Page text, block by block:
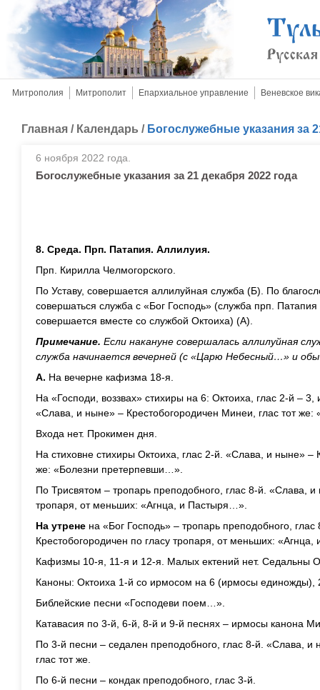
Митрополия Митрополит Епархиальное управление Веневское
Главная / Календарь / Богослужебные указания за
6 ноября 2022 года.
Богослужебные указания за 21 декабря 2022 года
8. Среда. Прп. Патапия. Аллилуия.
Прп. Кирилла Челмогорского.
По Уставу, совершается аллилуйная служба (Б). По
совершаться служба с «Бог Господь» (служба прп.
совершается вместе со службой Октоиха) (А).
Примечание. Если накануне совершалась аллилуйная
служба начинается вечерней (с «Царю Небесный…» и
А. На вечерне кафизма 18-я.
На «Господи, воззвах» стихиры на 6: Октоиха, глас 2-й – 3,
«Слава, и ныне» – Крестобогородичен Минеи, глас тот же:
Входа нет. Прокимен дня.
На стиховне стихиры Октоиха, глас 2-й. «Слава, и ныне» –
же: «Болезни претерпевши…».
По Трисвятом – тропарь преподобного, глас 8-й. «Слава,
тропаря, от меньших: «Агнца, и Пастыря…».
На утрене на «Бог Господь» – тропарь преподобного,
Крестобогородичен по гласу тропаря, от меньших:
Кафизмы 10-я, 11-я и 12-я. Малых ектений нет. Седальны
Каноны: Октоиха 1-й со ирмосом на 6 (ирмосы единожды),
Библейские песни «Господеви поем…».
Катавасия по 3-й, 6-й, 8-й и 9-й песнях – ирмосы канона
По 3-й песни – седален преподобного, глас 8-й. «Слава,
глас тот же.
По 6-й песни – кондак преподобного, глас 3-й.